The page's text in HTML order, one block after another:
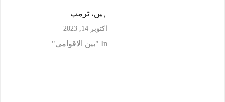
ہیں، ٹرمپ
اکتوبر 14, 2023
In "بین الاقوامی"